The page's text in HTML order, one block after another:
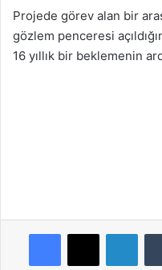
Projede görev alan bir
gözlem penceresi
16 yıllık bir beklemenin
Facebook
X